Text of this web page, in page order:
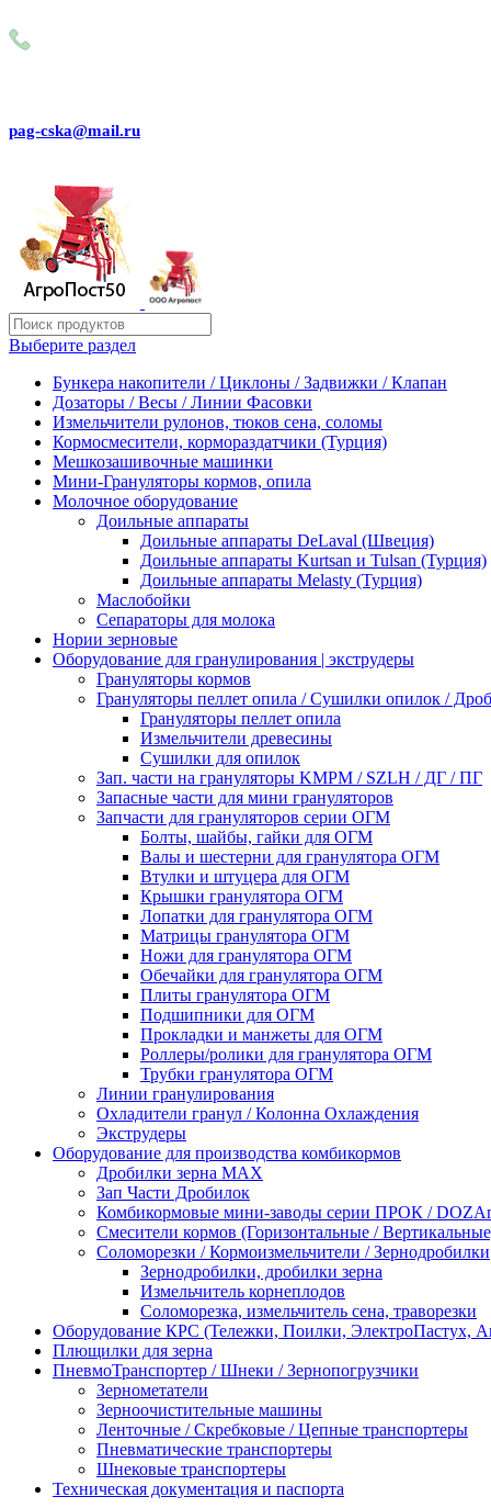
pag-cska@mail.ru
Выберите раздел
Бункера накопители / Циклоны / Задвижки / Клапан
Дозаторы / Весы / Линии Фасовки
Измельчители рулонов, тюков сена, соломы
Кормосмесители, кормораздатчики (Турция)
Мешкозашивочные машинки
Мини-Грануляторы кормов, опила
Молочное оборудование
Доильные аппараты
Доильные аппараты DeLaval (Швеция)
Доильные аппараты Kurtsan и Tulsan (Турция)
Доильные аппараты Melasty (Турция)
Маслобойки
Сепараторы для молока
Нории зерновые
Оборудование для гранулирования | экструдеры
Грануляторы кормов
Грануляторы пеллет опила / Сушилки опилок /
Грануляторы пеллет опила
Измельчители древесины
Сушилки для опилок
Зап. части на грануляторы KMPM / SZLH / ДГ / ПГ
Запасные части для мини грануляторов
Запчасти для грануляторов серии ОГМ
Болты, шайбы, гайки для ОГМ
Валы и шестерни для гранулятора ОГМ
Втулки и штуцера для ОГМ
Крышки гранулятора ОГМ
Лопатки для гранулятора ОГМ
Матрицы гранулятора ОГМ
Ножи для гранулятора ОГМ
Обечайки для гранулятора ОГМ
Плиты гранулятора ОГМ
Подшипники для ОГМ
Прокладки и манжеты для ОГМ
Роллеры/ролики для гранулятора ОГМ
Трубки гранулятора ОГМ
Линии гранулирования
Охладители гранул / Колонна Охлаждения
Экструдеры
Оборудование для производства комбикормов
Дробилки зерна МАХ
Зап Части Дробилок
Комбикормовые мини-заводы серии ПРОК /
Смесители кормов (Горизонтальные /
Соломорезки / Кормоизмельчители / Зернодробилки
Зернодробилки, дробилки зерна
Измельчитель корнеплодов
Соломорезка, измельчитель сена, траворезки
Оборудование КРС (Тележки, Поилки, ЭлектроПастух,
Плющилки для зерна
ПневмоТранспортер / Шнеки / Зернопогрузчики
Зернометатели
Зерноочистительные машины
Ленточные / Скребковые / Цепные транспортеры
Пневматические транспортеры
Шнековые транспортеры
Техническая документация и паспорта